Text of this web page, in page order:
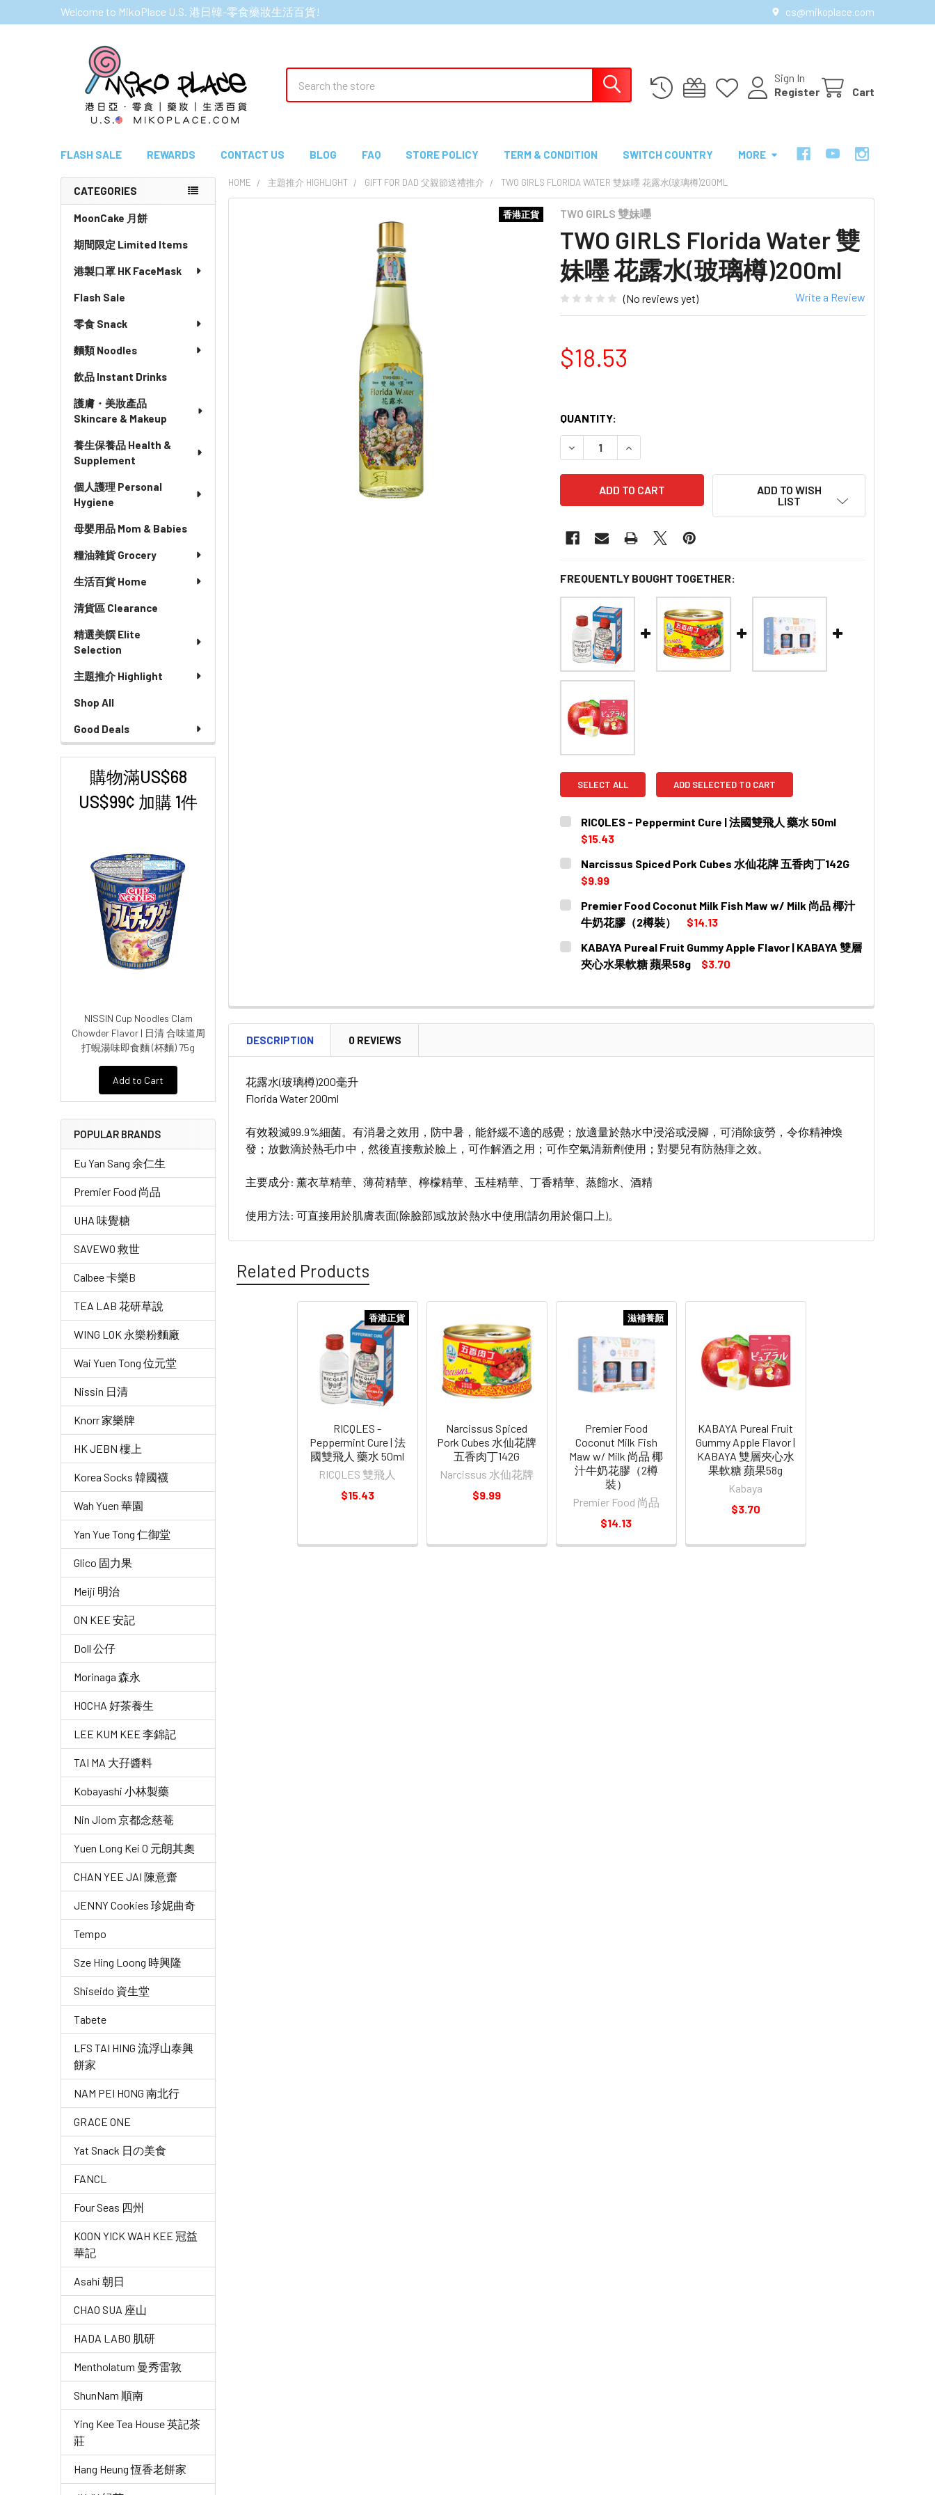
Welcome to MikoPlace U.S. 港日韓-零食藥妝生活百貨! cs@mikoplace.com
Sign In
Register
Cart
FLASH SALE REWARDS CONTACT US BLOG FAQ STORE POLICY TERM & CONDITION SWITCH COUNTRY MORE
Sidebar
CATEGORIES
MoonCake 月餅
期間限定 Limited Items
港製口罩 HK FaceMask
Flash Sale
零食 Snack
麵類 Noodles
飲品 Instant Drinks
護膚・美妝產品
Skincare & Makeup
養生保養品 Health &
Supplement
個人護理 Personal
Hygiene
母嬰用品 Mom & Babies
糧油雜貨 Grocery
生活百貨 Home
清貨區 Clearance
精選美饌 Elite
Selection
主題推介 Highlight
Shop All
Good Deals
購物滿US$68
US$99¢ 加購 1件
NISSIN Cup Noodles Clam
Chowder Flavor | 日清 合味道周
打蜆湯味即食麵 (杯麵) 75g
Add to Cart
POPULAR BRANDS
Eu Yan Sang 余仁生
Premier Food 尚品
UHA 味覺糖
SAVEWO 救世
Calbee 卡樂B
TEA LAB 花研草說
WING LOK 永樂粉麵廠
Wai Yuen Tong 位元堂
Nissin 日清
Knorr 家樂牌
HK JEBN 樓上
Korea Socks 韓國襪
Wah Yuen 華園
Yan Yue Tong 仁御堂
Glico 固力果
Meiji 明治
ON KEE 安記
Doll 公仔
Morinaga 森永
HOCHA 好茶養生
LEE KUM KEE 李錦記
TAI MA 大孖醬料
Kobayashi 小林製藥
Nin Jiom 京都念慈菴
Yuen Long Kei O 元朗其奧
CHAN YEE JAI 陳意齋
JENNY Cookies 珍妮曲奇
Tempo
Sze Hing Loong 時興隆
Shiseido 資生堂
Tabete
LFS TAI HING 流浮山泰興
餅家
NAM PEI HONG 南北行
GRACE ONE
Yat Snack 日の美食
FANCL
Four Seas 四州
KOON YICK WAH KEE 冠益
華記
Asahi 朝日
CHAO SUA 座山
HADA LABO 肌研
Mentholatum 曼秀雷敦
ShunNam 順南
Ying Kee Tea House 英記茶
莊
Hang Heung 恆香老餅家
HOME 主題推介 HIGHLIGHT GIFT FOR DAD 父親節送禮推介 TWO GIRLS FLORIDA WATER 雙妹嚜 花露水(玻璃樽)200ML
TWO GIRLS 雙妹嚜
TWO GIRLS Florida Water 雙
妹嚜 花露水(玻璃樽)200ml
(No reviews yet) Write a Review
香港正貨
$18.53
QUANTITY:
DECREASE QUANTITY OF TWO GIRLS FLORIDA WATER 雙妹嚜 花露水(玻璃
INCREASE QUANTITY OF TWO GIRLS FLORIDA WATER 雙妹嚜
ADD TO WISH
LIST
FREQUENTLY BOUGHT TOGETHER:
SELECT ALL ADD SELECTED TO CART
RICQLES - Peppermint Cure | 法國雙飛人 藥水 50ml
$15.43
CURRENT
STOCK:
QUANTITY:
DECREASE QUANTITY OF RICQLES - PEPPERMINT CURE | 法國雙飛人 藥水
Narcissus Spiced Pork Cubes 水仙花牌 五香肉丁142G
$9.99
CURRENT
STOCK:
QUANTITY:
DECREASE QUANTITY OF NARCISSUS SPICED PORK CUBES 水仙花牌 五香
INCREASE QUANTITY OF NARCISSUS SPICED PORK CUBES 水
Premier Food Coconut Milk Fish Maw w/ Milk 尚品 椰汁
牛奶花膠（2樽裝）
$14.13
CURRENT
STOCK:
QUANTITY:
DECREASE QUANTITY OF PREMIER FOOD COCONUT MILK FISH MAW W/
INCREASE QUANTITY OF PREMIER FOOD COCONUT MILK
KABAYA Pureal Fruit Gummy Apple Flavor | KABAYA 雙層
夾心水果軟糖 蘋果58g
$3.70
DECREASE QUANTITY OF KABAYA PUREAL FRUIT GUMMY APPLE FLAVOR
INCREASE QUANTITY OF KABAYA PUREAL FRUIT GUMMY
DESCRIPTION 0 REVIEWS
花露水(玻璃樽)200毫升
Florida Water 200ml
有效殺滅99.9%細菌。有消暑之效用，防中暑，能舒緩不適的感覺；放適量於熱水中浸浴或浸腳，可消除疲勞，令你精神煥
發；放數滴於熱毛巾中，然後直接敷於臉上，可作解酒之用；可作空氣清新劑使用；對嬰兒有防熱痱之效。
主要成分: 薰衣草精華、薄荷精華、檸檬精華、玉桂精華、丁香精華、蒸餾水、酒精
使用方法: 可直接用於肌膚表面(除臉部)或放於熱水中使用(請勿用於傷口上)。
Related Products
香港正貨
RICQLES -
Peppermint Cure | 法
國雙飛人 藥水 50ml
RICQLES 雙飛人
$15.43
Narcissus Spiced
Pork Cubes 水仙花牌
五香肉丁142G
Narcissus 水仙花牌
$9.99
滋補養顏
Premier Food
Coconut Milk Fish
Maw w/ Milk 尚品 椰
汁牛奶花膠（2樽
裝）
Premier Food 尚品
$14.13
KABAYA Pureal Fruit
Gummy Apple Flavor |
KABAYA 雙層夾心水
果軟糖 蘋果58g
Kabaya
$3.70